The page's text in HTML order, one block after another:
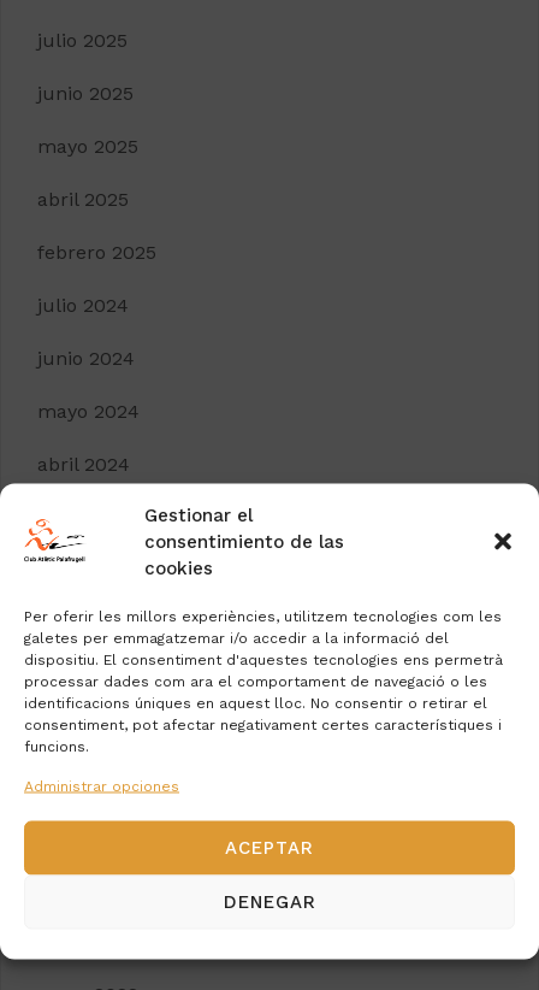
Gestionar el
consentimiento de las
cookies
Per oferir les millors experiències, utilitzem tecnologies com les
galetes per emmagatzemar i/o accedir a la informació del
dispositiu. El consentiment d'aquestes tecnologies ens permetrà
processar dades com ara el comportament de navegació o les
identificacions úniques en aquest lloc. No consentir o retirar el
consentiment, pot afectar negativament certes característiques i
funcions.
Administrar opciones
ACEPTAR
DENEGAR
julio 2025
junio 2025
mayo 2025
abril 2025
febrero 2025
julio 2024
junio 2024
mayo 2024
abril 2024
febrero 2024
diciembre 2023
noviembre 2023
octubre 2023
septiembre 2023
agosto 2023